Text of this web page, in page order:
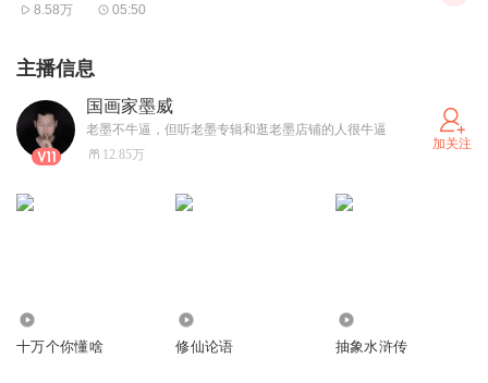
8.58万 05:50
主播信息
国画家墨威
老墨不牛逼，但听老墨专辑和逛老墨店铺的人很牛逼
12.85万
加关注
十万个你懂啥 修仙论语 抽象水浒传